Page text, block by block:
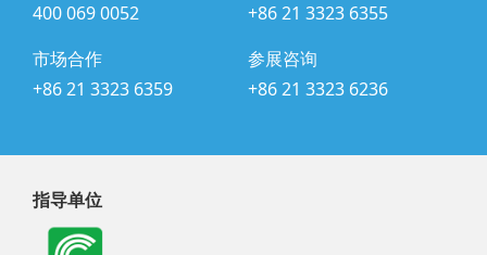
400 069 0052
+86 21 3323 6355
市场合作
+86 21 3323 6359
参展咨询
+86 21 3323 6236
指导单位